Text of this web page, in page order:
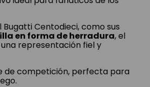
Bugatti Centodieci, como sus
en forma de herradura, el
representación fiel y
de competición, perfecta para